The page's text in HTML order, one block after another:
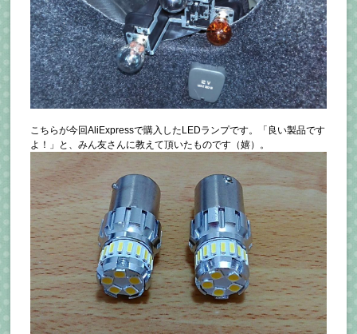
こちらが今回AliExpressで購入したLEDランプです。「良い製品です
よ！」と、みん友さんに教えて頂いたものです（嬉）。